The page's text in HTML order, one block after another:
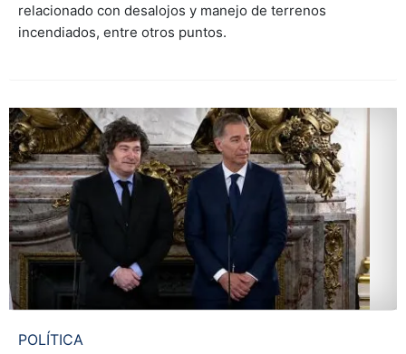
relacionado con desalojos y manejo de terrenos
incendiados, entre otros puntos.
POLÍTICA